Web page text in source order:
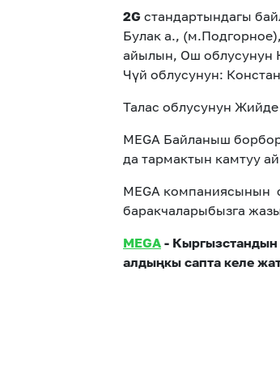
2G стандартындагы
Булак а.,
айылын, Ош облусунун
Чүй облусунун:
Талас облусунун
MEGA Байланыш
да тармактын камтуу
MEGA компаниясынын
баракчаларыбызга
MEGA -
алдыңкы сапта келе